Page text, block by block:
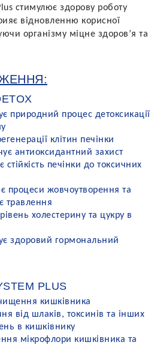
стимулює здорову роботу
відновленню корисної
організму міцне здоров’я та
природний процес детоксикації
клітин печінки
антиоксидантний захист
стійкість печінки до токсичних
процеси жовчоутворення та
травлення
холестерину та цукру в
здоровий гормональний
PLUS
кишківника
від шлаків, токсинів та інших
в кишківнику
мікрофлори кишківника та